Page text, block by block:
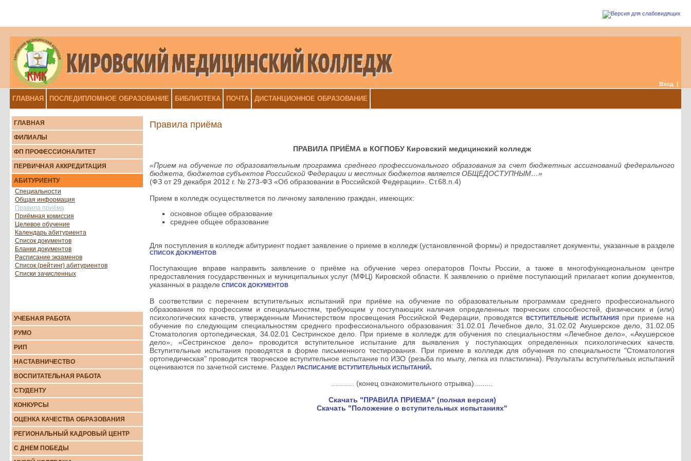
Вход |
ГЛАВНАЯ ПОСЛЕДИПЛОМНОЕ ОБРАЗОВАНИЕ БИБЛИОТЕКА ПОЧТА ДИСТАНЦИОННОЕ ОБРАЗОВАНИЕ
ГЛАВНАЯ
ФИЛИАЛЫ
ФП ПРОФЕССИОНАЛИТЕТ
ПЕРВИЧНАЯ АККРЕДИТАЦИЯ
АБИТУРИЕНТУ
Специальности
Общая информация
Правила приёма
Приёмная комиссия
Целевое обучение
Календарь абитуриента
Список документов
Бланки документов
Расписание экзаменов
Список (рейтинг) абитуриентов
Списки зачисленных
УЧЕБНАЯ РАБОТА
РУМО
РИП
НАСТАВНИЧЕСТВО
ВОСПИТАТЕЛЬНАЯ РАБОТА
СТУДЕНТУ
КОНКУРСЫ
ОЦЕНКА КАЧЕСТВА ОБРАЗОВАНИЯ
РЕГИОНАЛЬНЫЙ КАДРОВЫЙ ЦЕНТР
С ДНЕМ ПОБЕДЫ
Правила приёма
ПРАВИЛА ПРИЁМА в КОГПОБУ Кировский медицинский колледж
«Прием на обучение по образовательным программа среднего профессионального образования за счет бюджетных ассигнований федерального
бюджета, бюджетов субъектов Российской Федерации и местных бюджетов является ОБЩЕДОСТУПНЫМ…»
(ФЗ от 29 декабря 2012 г. № 273-ФЗ «Об образовании в Российской Федерации». Ст.68.п.4)
Прием в колледж осуществляется по личному заявлению граждан, имеющих:
основное общее образование
среднее общее образование
Для поступления в колледж абитуриент подает заявление о приеме в колледж (установленной формы) и предоставляет документы, указанные в разделе
СПИСОК ДОКУМЕНТОВ
Поступающие вправе направить заявление о приёме на обучение через операторов Почты России, а также в многофункциональном центре
предоставления государственных и муниципальных услуг (МФЦ) Кировской области. К заявлению о приёме поступающий прилагает копии документов,
указанных в разделе СПИСОК ДОКУМЕНТОВ
В соответствии с перечнем вступительных испытаний при приёме на обучение по образовательным программам среднего профессионального
образования по профессиям и специальностям, требующим у поступающих наличия определенных творческих способностей, физических и (или)
психологических качеств, утвержденным Министерством просвещения Российской Федерации, проводятсяВСТУПИТЕЛЬНЫЕ ИСПЫТАНИЯпри приеме на
обучение по следующим специальностям среднего профессионального образования: 31.02.01 Лечебное дело, 31.02.02 Акушерское дело, 31.02.05
Стоматология ортопедическая, 34.02.01 Сестринское дело. При приеме в колледж для обучения по специальностям «Лечебное дело», «Акушерское
дело», «Сестринское дело» проводится вступительное испытание для выявления у поступающих определенных психологических качеств.
Вступительные испытания проводятся в форме письменного тестирования. При приеме в колледж для обучения по специальности "Стоматология
ортопедическая" проводится творческое вступительное испытание по ИЗО (резьба по мылу, лепка из пластилина). Результаты вступительных испытаний
оцениваются по зачетной системе. Раздел РАСПИСАНИЕ ВСТУПИТЕЛЬНЫХ ИСПЫТАНИЙ.
........... (конец ознакомительного отрывка).........
Скачать "ПРАВИЛА ПРИЕМА" (полная версия)
Скачать "Положение о вступительных испытаниях"